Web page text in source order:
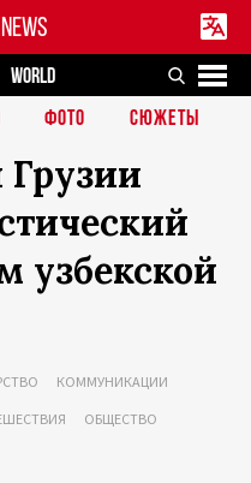
WORLD
ФОТО СЮЖЕТЫ
Грузии
узбекской
КОММУНИКАЦИИ
ОБЩЕСТВО